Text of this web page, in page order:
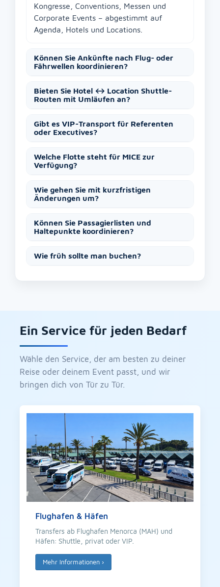
Kongresse, Conventions, Messen und
Corporate Events – abgestimmt auf
Agenda, Hotels und Locations.
Können Sie Ankünfte nach Flug- oder
Fährwellen koordinieren?
Bieten Sie Hotel ↔ Location Shuttle-
Routen mit Umläufen an?
Gibt es VIP-Transport für Referenten
oder Executives?
Welche Flotte steht für MICE zur
Verfügung?
Wie gehen Sie mit kurzfristigen
Änderungen um?
Können Sie Passagierlisten und
Haltepunkte koordinieren?
Wie früh sollte man buchen?
Ein Service für jeden Bedarf
Wähle den Service, der am besten zu deiner
Reise oder deinem Event passt, und wir
bringen dich von Tür zu Tür.
Flughafen & Häfen
Transfers ab Flughafen Menorca (MAH) und
Häfen: Shuttle, privat oder VIP.
Mehr Informationen ›